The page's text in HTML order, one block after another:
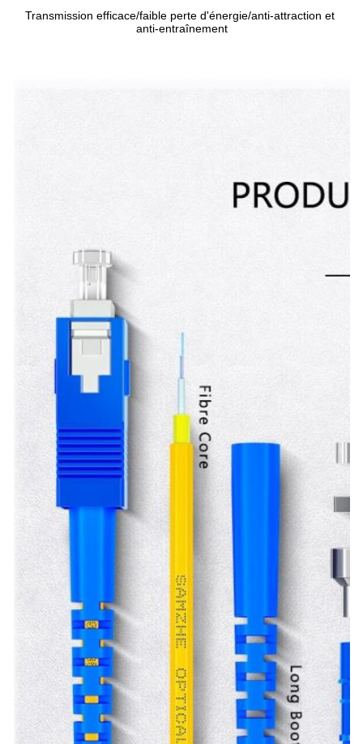
Transmission efficace/faible perte d'énergie/anti-attraction et
anti-entraînement